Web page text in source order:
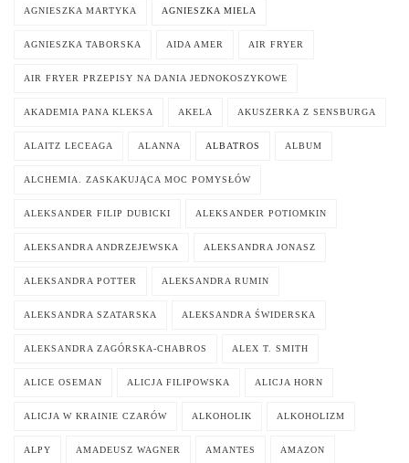
AGNIESZKA MARTYKA AGNIESZKA MIELA
AGNIESZKA TABORSKA AIDA AMER AIR FRYER
AIR FRYER PRZEPISY NA DANIA JEDNOKOSZYKOWE
AKADEMIA PANA KLEKSA AKELA AKUSZERKA Z SENSBURGA
ALAITZ LECEAGA ALANNA ALBATROS ALBUM
ALCHEMIA. ZASKAKUJĄCA MOC POMYSŁÓW
ALEKSANDER FILIP DUBICKI ALEKSANDER POTIOMKIN
ALEKSANDRA ANDRZEJEWSKA ALEKSANDRA JONASZ
ALEKSANDRA POTTER ALEKSANDRA RUMIN
ALEKSANDRA SZATARSKA ALEKSANDRA ŚWIDERSKA
ALEKSANDRA ZAGÓRSKA-CHABROS ALEX T. SMITH
ALICE OSEMAN ALICJA FILIPOWSKA ALICJA HORN
ALICJA W KRAINIE CZARÓW ALKOHOLIK ALKOHOLIZM
ALPY AMADEUSZ WAGNER AMANTES AMAZON